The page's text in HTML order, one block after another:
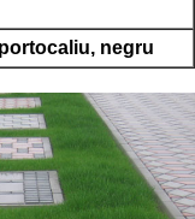
negru